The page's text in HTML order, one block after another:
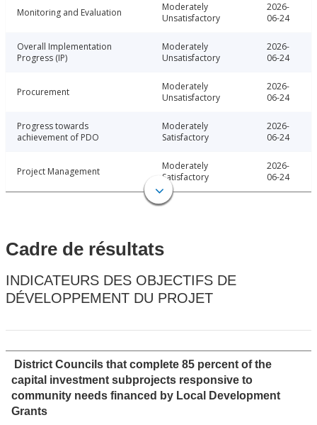
Monitoring and Evaluation
Moderately
Unsatisfactory
2026-
06-24
Overall Implementation
Progress (IP)
Moderately
Unsatisfactory
2026-
06-24
Procurement
Moderately
Unsatisfactory
2026-
06-24
Progress towards
achievement of PDO
Moderately
Satisfactory
2026-
06-24
Project Management
Moderately
Satisfactory
2026-
06-24
Cadre de résultats
INDICATEURS DES OBJECTIFS DE
DÉVELOPPEMENT DU PROJET
District Councils that complete 85 percent of the
capital investment subprojects responsive to
community needs financed by Local Development
Grants